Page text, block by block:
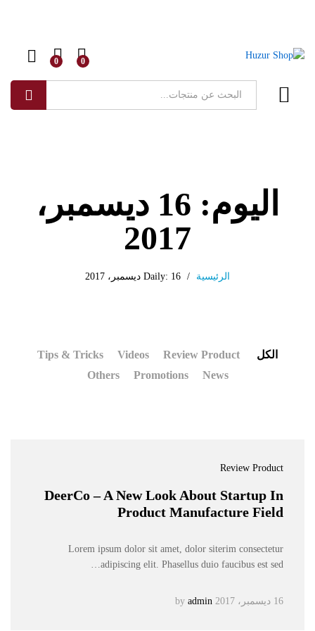
0
0
اليوم:
16 ديسمبر،
2017
الرئيسية / Daily: 16 ديسمبر، 2017
الكل Review Product
Videos
Tips & Tricks
News
Promotions
Others
Review Product
DeerCo – A New Look About Startup In
Product Manufacture Field
Lorem ipsum dolor sit amet, dolor siterim consectetur
adipiscing elit. Phasellus duio faucibus est sed…
16 ديسمبر، 2017 admin